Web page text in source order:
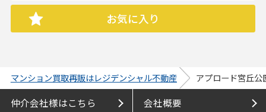
お気に入り
マンション買取再販はレジデンシャル不動産 アプロード宮丘公
仲介会社様はこちら 会社概要